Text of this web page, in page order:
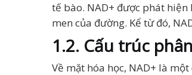
tế bào. NAD+ được phát
men của đường. Kể từ đó,
1.2. Cấu trúc
Về mặt hóa học, NAD+ là